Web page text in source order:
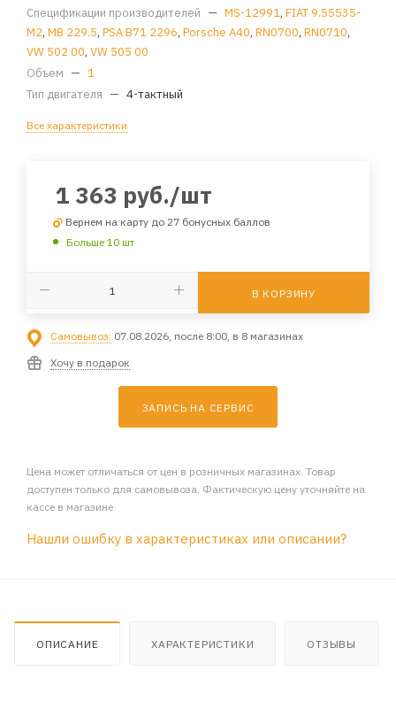
Спецификации производителей — MS-12991, FIAT 9.55535-
M2, MB 229.5, PSA B71 2296, Porsche A40, RN0700, RN0710,
VW 502 00, VW 505 00
Объем — 1
Тип двигателя — 4-тактный
Все характеристики
1 363 руб./шт
Вернем на карту до 27 бонусных баллов
Больше 10 шт
В КОРЗИНУ
Самовывоз: 07.08.2026, после 8:00, в 8 магазинах
Хочу в подарок
ЗАПИСЬ НА СЕРВИС
Цена может отличаться от цен в розничных магазинах. Товар
доступен только для самовывоза. Фактическую цену уточняйте на
кассе в магазине
Нашли ошибку в характеристиках или описании?
ОПИСАНИЕ ХАРАКТЕРИСТИКИ ОТЗЫВЫ